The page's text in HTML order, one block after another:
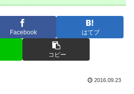
Facebook はてブ
コピー
2016.09.23